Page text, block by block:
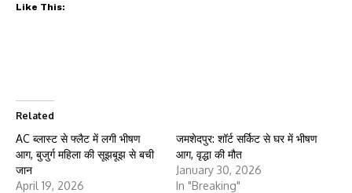
Like This:
Related
AC ब्लास्ट से फ्लैट में लगी भीषण
आग, बुजुर्ग महिला की सूझबूझ से बची
जान
April 19, 2026
जमशेदपुर: शॉर्ट सर्किट से घर में भीषण
आग, वृद्धा की मौत
January 30, 2026
In "Breaking"